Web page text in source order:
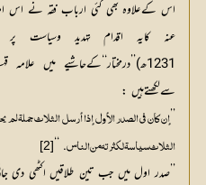
اس کےعلاوہ بھی کئی ارباب فقہ نے اس
عنہ کایہ اقدام تہدید وسیاست پر
سےلکھتےہیں :
’’
الثلاث سياسة لكثرته من الناس. ‘‘
[2]
’’صدر اول میں جب تین طلاقیں اکٹھی دی